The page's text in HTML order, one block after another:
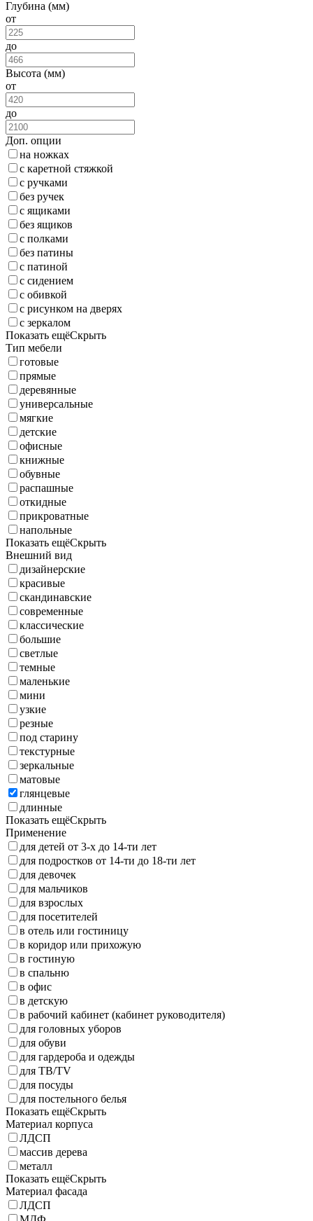
Глубина (мм)
от
до
Высота (мм)
от
до
Доп. опции
на ножках
с каретной стяжкой
с ручками
без ручек
с ящиками
без ящиков
с полками
без патины
с патиной
с сидением
с обивкой
с рисунком на дверях
с зеркалом
Показать ещёСкрыть
Тип мебели
готовые
прямые
деревянные
универсальные
мягкие
детские
офисные
книжные
обувные
распашные
откидные
прикроватные
напольные
Показать ещёСкрыть
Внешний вид
дизайнерские
красивые
скандинавские
современные
классические
большие
светлые
темные
маленькие
мини
узкие
резные
под старину
текстурные
зеркальные
матовые
глянцевые
длинные
Показать ещёСкрыть
Применение
для детей от 3-х до 14-ти лет
для подростков от 14-ти до 18-ти лет
для девочек
для мальчиков
для взрослых
для посетителей
в отель или гостиницу
в коридор или прихожую
в гостиную
в спальню
в офис
в детскую
в рабочий кабинет (кабинет руководителя)
для головных уборов
для обуви
для гардероба и одежды
для ТВ/TV
для посуды
для постельного белья
Показать ещёСкрыть
Материал корпуса
ЛДСП
массив дерева
металл
Показать ещёСкрыть
Материал фасада
ЛДСП